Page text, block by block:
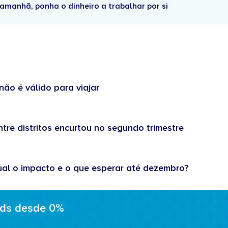
ponha o dinheiro a trabalhar por si
é válido para viajar
distritos encurtou no segundo trimestre
o impacto e o que esperar até dezembro?
desde 0%